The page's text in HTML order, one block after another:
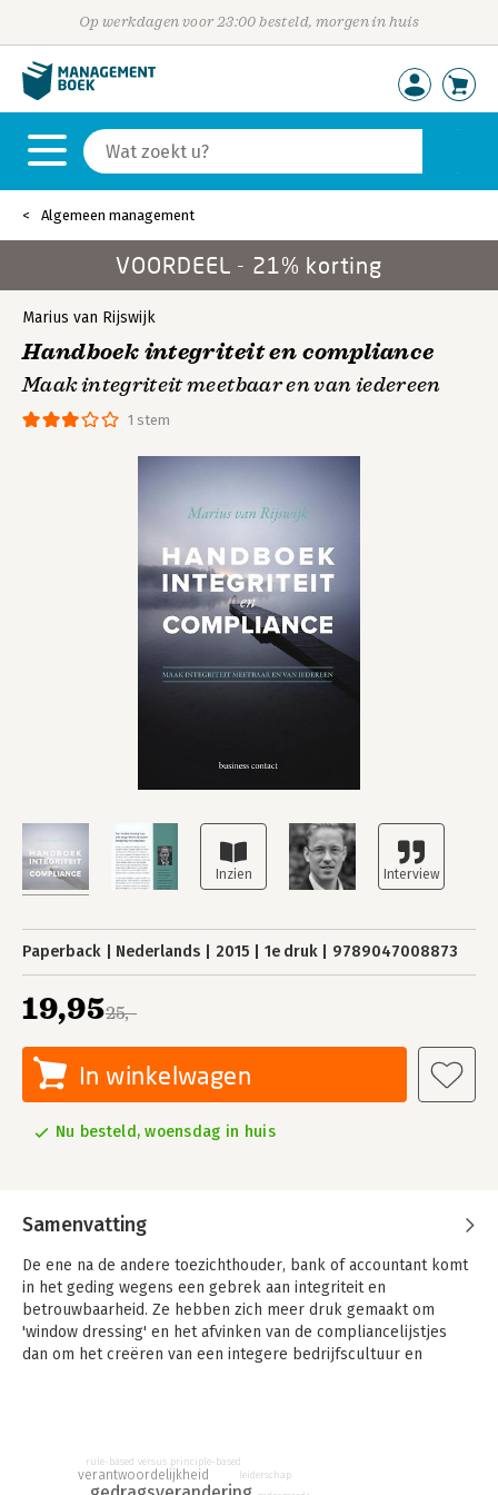
Op werkdagen voor 23:00 besteld, morgen in huis
Algemeen management
VOORDEEL - 21% korting
1 stem
Marius van Rijswijk
Handboek integriteit en compliance
Maak integriteit meetbaar en van iedereen
Paperback Nederlands 2015 1e druk 9789047008873
25,-
19,95
In winkelwagen
Nu besteld, woensdag in huis
Samenvatting
De ene na de andere toezichthouder, bank of accountant komt
in het geding wegens een gebrek aan integriteit en
betrouwbaarheid. Ze hebben zich meer druk gemaakt om
'window dressing' en het afvinken van de compliancelijstjes
dan om het creëren van een integere bedrijfscultuur en
en komen we steeds verder te staan van waar deze regels ooit
voor bedoeld waren. Tijd om het anders aan te pakken.
verantwoordelijkheid
rule-based versus principle-based
leiderschap